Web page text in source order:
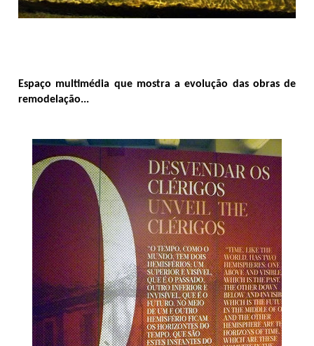
Espaço multimédia que mostra a evolução das obras de
remodelação...